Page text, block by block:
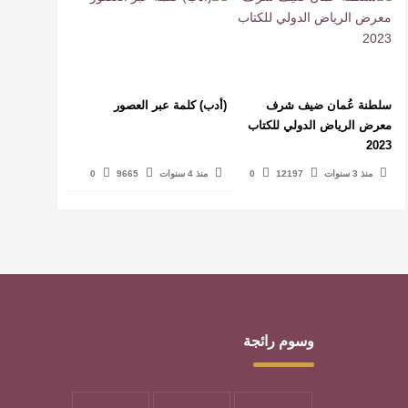
سلطنة عُمان ضيف شرف
معرض الرياض الدولي للكتاب
2023
منذ 3 سنوات 12197
0
(أدب) كلمة عبر العصور
منذ 4 سنوات 9665
0
وسوم رائجة